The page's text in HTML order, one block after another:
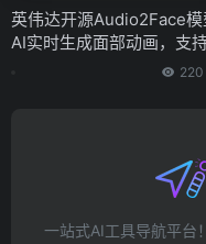
英伟达开源Audio2Face模
AI实时生成面部动画，支
220
一站式AI工具导航平台